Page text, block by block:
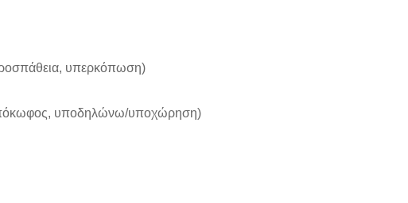
υπερκόπωση)
υποδηλώνω/υποχώρηση)